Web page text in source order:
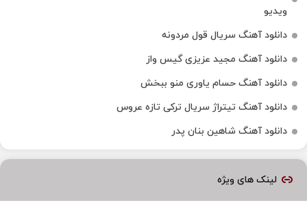
ویدیو
دانلود آهنگ سریال قول مردونه
دانلود آهنگ مجید عزیزی گیس واز
دانلود آهنگ حسام یاوری منو ببخش
دانلود آهنگ تیتراژ سریال ترکی تازه عروس
دانلود آهنگ شاهین بنان پدر
لینک های ویژه